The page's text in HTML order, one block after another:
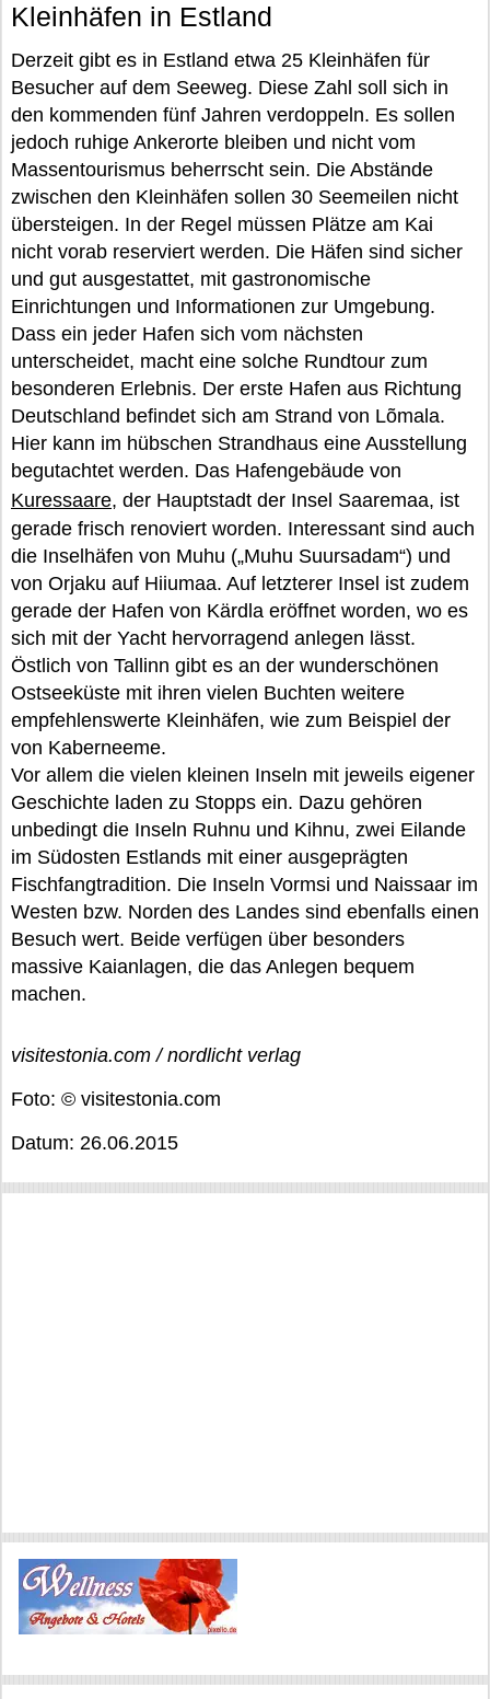
Kleinhäfen in Estland
Derzeit gibt es in Estland etwa 25 Kleinhäfen für
Besucher auf dem Seeweg. Diese Zahl soll sich in
den kommenden fünf Jahren verdoppeln. Es sollen
jedoch ruhige Ankerorte bleiben und nicht vom
Massentourismus beherrscht sein. Die Abstände
zwischen den Kleinhäfen sollen 30 Seemeilen nicht
übersteigen. In der Regel müssen Plätze am Kai
nicht vorab reserviert werden. Die Häfen sind sicher
und gut ausgestattet, mit gastronomische
Einrichtungen und Informationen zur Umgebung.
Dass ein jeder Hafen sich vom nächsten
unterscheidet, macht eine solche Rundtour zum
besonderen Erlebnis. Der erste Hafen aus Richtung
Deutschland befindet sich am Strand von Lõmala.
Hier kann im hübschen Strandhaus eine Ausstellung
begutachtet werden. Das Hafengebäude von
Kuressaare, der Hauptstadt der Insel Saaremaa, ist
gerade frisch renoviert worden. Interessant sind auch
die Inselhäfen von Muhu („Muhu Suursadam“) und
von Orjaku auf Hiiumaa. Auf letzterer Insel ist zudem
gerade der Hafen von Kärdla eröffnet worden, wo es
sich mit der Yacht hervorragend anlegen lässt.
Östlich von Tallinn gibt es an der wunderschönen
Ostseeküste mit ihren vielen Buchten weitere
empfehlenswerte Kleinhäfen, wie zum Beispiel der
von Kaberneeme.
Vor allem die vielen kleinen Inseln mit jeweils eigener
Geschichte laden zu Stopps ein. Dazu gehören
unbedingt die Inseln Ruhnu und Kihnu, zwei Eilande
im Südosten Estlands mit einer ausgeprägten
Fischfangtradition. Die Inseln Vormsi und Naissaar im
Westen bzw. Norden des Landes sind ebenfalls einen
Besuch wert. Beide verfügen über besonders
massive Kaianlagen, die das Anlegen bequem
machen.
visitestonia.com / nordlicht verlag
Foto: © visitestonia.com
Datum: 26.06.2015